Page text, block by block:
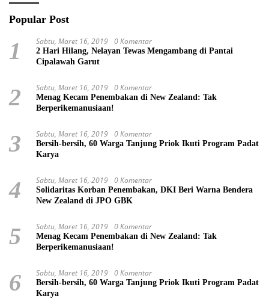
Popular Post
1 Sabtu, Maret 16, 2019 0 Komentar
2 Hari Hilang, Nelayan Tewas Mengambang di Pantai
Cipalawah Garut
2 Sabtu, Maret 16, 2019 0 Komentar
Menag Kecam Penembakan di New Zealand: Tak
Berperikemanusiaan!
3 Sabtu, Maret 16, 2019 0 Komentar
Bersih-bersih, 60 Warga Tanjung Priok Ikuti Program Padat
Karya
4 Sabtu, Maret 16, 2019 0 Komentar
Solidaritas Korban Penembakan, DKI Beri Warna Bendera
New Zealand di JPO GBK
5 Sabtu, Maret 16, 2019 0 Komentar
Menag Kecam Penembakan di New Zealand: Tak
Berperikemanusiaan!
6 Sabtu, Maret 16, 2019 0 Komentar
Bersih-bersih, 60 Warga Tanjung Priok Ikuti Program Padat
Karya